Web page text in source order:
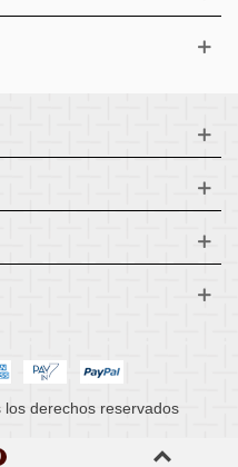
derechos reservados